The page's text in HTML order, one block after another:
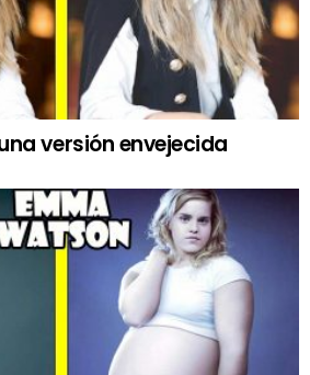
versión envejecida